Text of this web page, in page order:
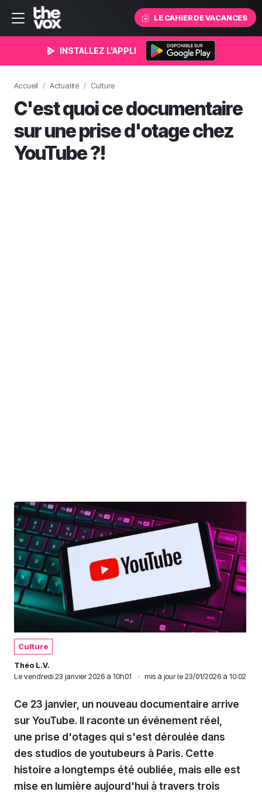
LE CAHIER DE VACANCES
INSTALLEZ L'APPLI
Accueil Actualité Culture
C'est quoi ce documentaire
sur une prise d'otage chez
YouTube ?!
Culture
Théo L.V.
Le vendredi 23 janvier 2026 à 10h01 · mis à jour le 23/01/2026 à 10:02
Ce 23 janvier, un nouveau documentaire arrive
sur YouTube. Il raconte un événement réel,
une prise d'otages qui s'est déroulée dans
des studios de youtubeurs à Paris. Cette
histoire a longtemps été oubliée, mais elle est
mise en lumière aujourd'hui à travers trois